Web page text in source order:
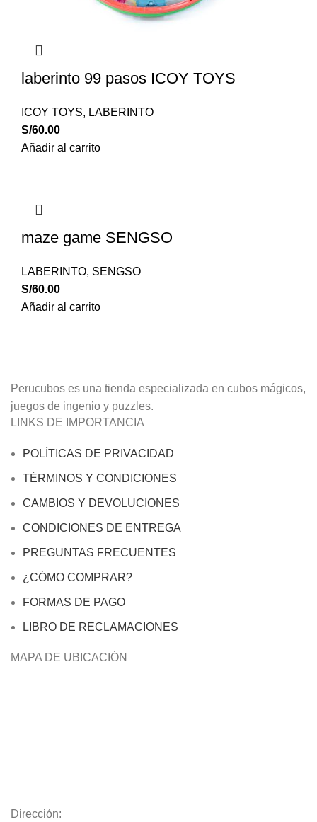
laberinto 99 pasos ICOY TOYS
ICOY TOYS, LABERINTO
S/60.00
Añadir al carrito
maze game SENGSO
LABERINTO, SENGSO
S/60.00
Añadir al carrito
Perucubos es una tienda especializada en cubos mágicos,
juegos de ingenio y puzzles.
LINKS DE IMPORTANCIA
POLÍTICAS DE PRIVACIDAD
TÉRMINOS Y CONDICIONES
CAMBIOS Y DEVOLUCIONES
CONDICIONES DE ENTREGA
PREGUNTAS FRECUENTES
¿CÓMO COMPRAR?
FORMAS DE PAGO
LIBRO DE RECLAMACIONES
MAPA DE UBICACIÓN
Dirección: